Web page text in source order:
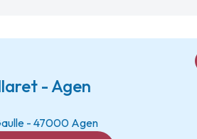
- Agen
- 47000 Agen